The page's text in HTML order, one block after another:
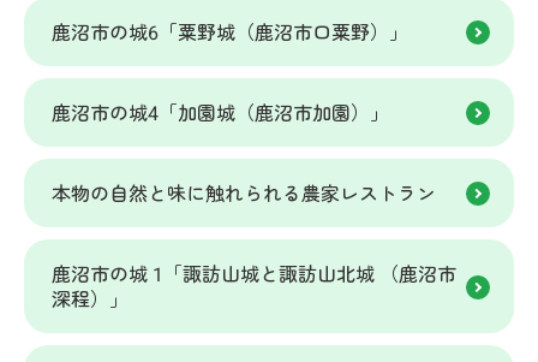
鹿沼市の城6「粟野城（鹿沼市口粟野）」
鹿沼市の城4「加園城（鹿沼市加園）」
本物の自然と味に触れられる農家レストラン
鹿沼市の城 1「諏訪山城と諏訪山北城 （鹿沼市
深程）」